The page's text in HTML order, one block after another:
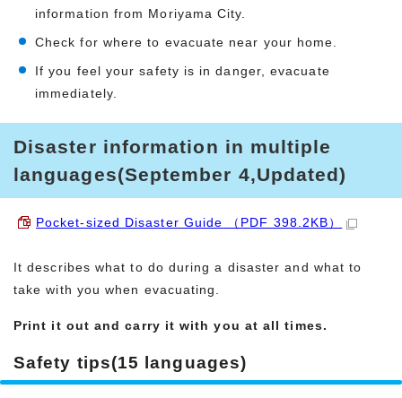
information from Moriyama City.
Check for where to evacuate near your home.
If you feel your safety is in danger, evacuate
immediately.
Disaster information in multiple
languages(September 4,Updated)
Pocket-sized Disaster Guide （PDF 398.2KB）
It describes what to do during a disaster and what to
take with you when evacuating.
Print it out and carry it with you at all times.
Safety tips(15 languages)